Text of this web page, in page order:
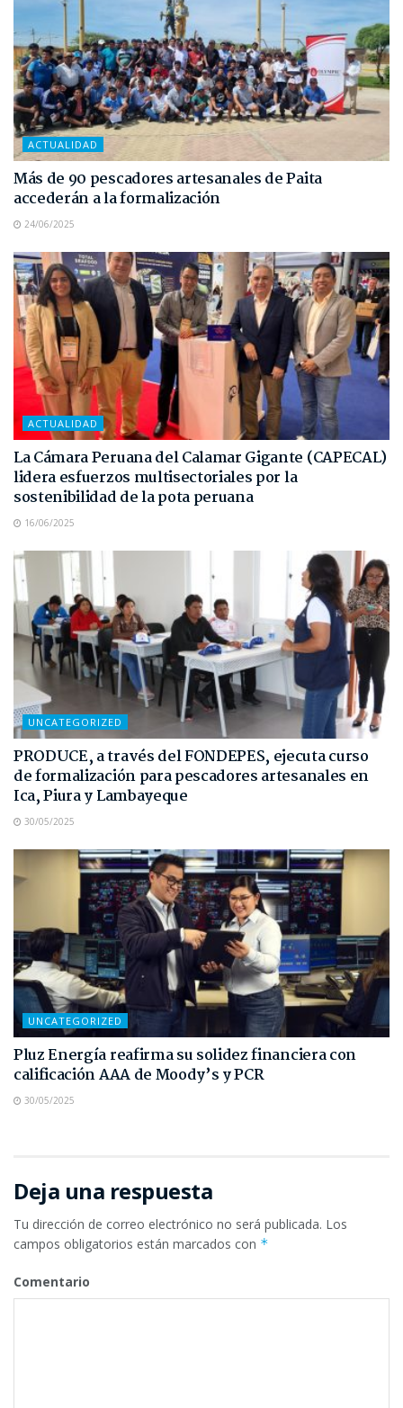
ACTUALIDAD
Más de 90 pescadores artesanales de Paita
accederán a la formalización
24/06/2025
ACTUALIDAD
La Cámara Peruana del Calamar Gigante (CAPECAL)
lidera esfuerzos multisectoriales por la
sostenibilidad de la pota peruana
16/06/2025
UNCATEGORIZED
PRODUCE, a través del FONDEPES, ejecuta curso
de formalización para pescadores artesanales en
Ica, Piura y Lambayeque
30/05/2025
UNCATEGORIZED
Pluz Energía reafirma su solidez financiera con
calificación AAA de Moody’s y PCR
30/05/2025
Deja una respuesta
Tu dirección de correo electrónico no será publicada. Los
campos obligatorios están marcados con *
Comentario